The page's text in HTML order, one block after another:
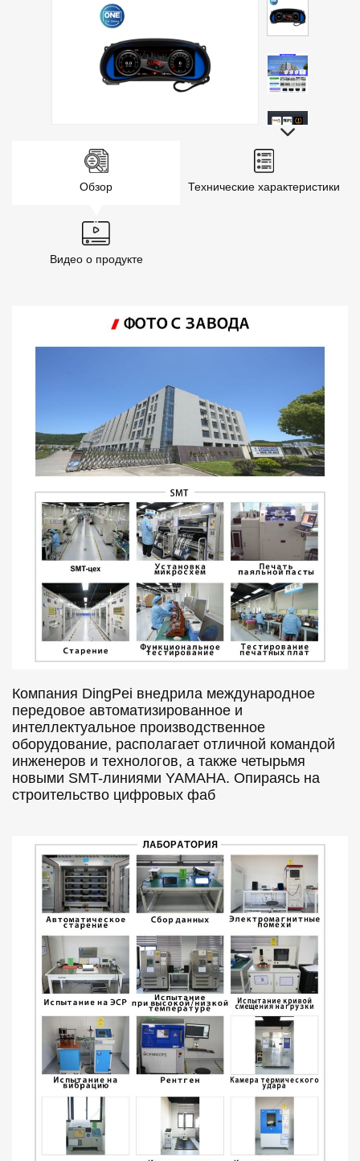
Обзор Технические характеристики
Видео о продукте
Компания DingPei внедрила международное
передовое автоматизированное и
интеллектуальное производственное
оборудование, располагает отличной командой
инженеров и технологов, а также четырьмя
новыми SMT-линиями YAMAHA. Опираясь на
строительство цифровых фаб